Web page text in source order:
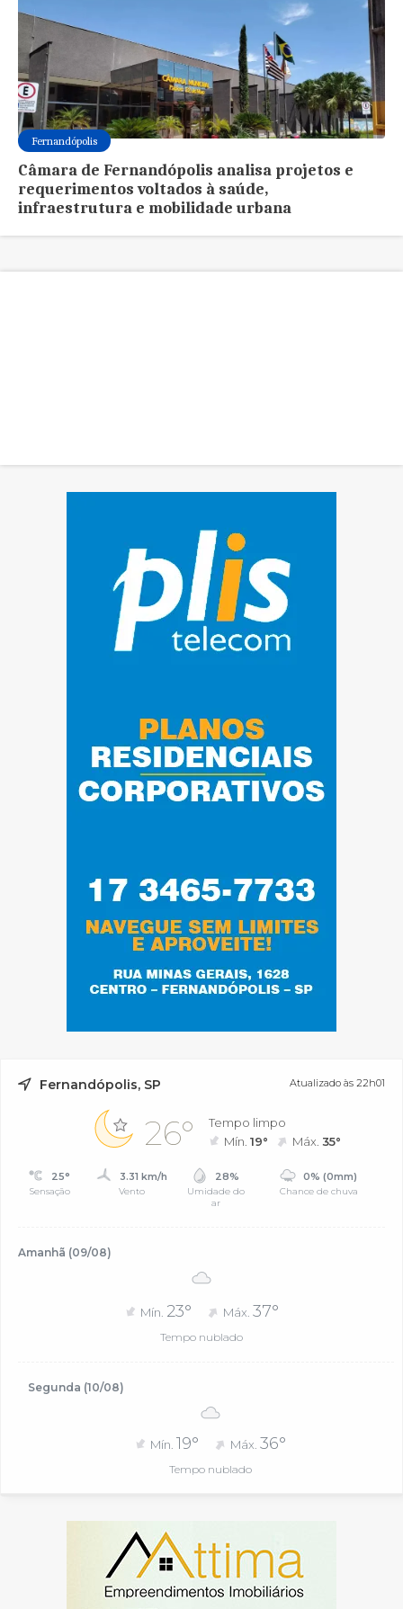
Fernandópolis
Câmara de Fernandópolis analisa projetos e
requerimentos voltados à saúde,
infraestrutura e mobilidade urbana
Fernandópolis, SP Atualizado às 22h01
26°
Tempo limpo
Mín.19° Máx.35°
25°
Sensação
3.31 km/h
Vento
28%
Umidade do
ar
0% (0mm)
Chance de chuva
Amanhã (09/08)
Mín. 23° Máx. 37°
Tempo nublado
Segunda (10/08)
Mín. 19° Máx.36°
Tempo nublado